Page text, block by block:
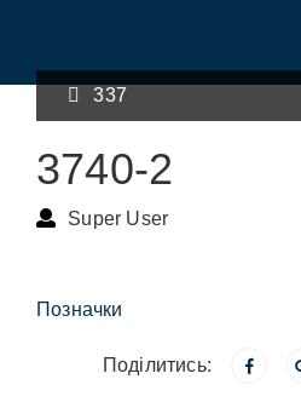
337
3740-2
Super User
Позначки
Поділитись: